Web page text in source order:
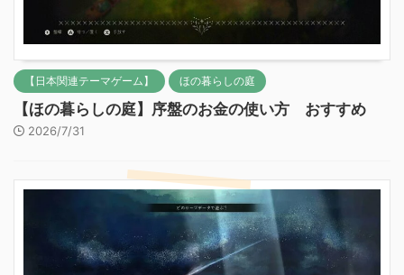
【日本関連テーマゲーム】 ほの暮らしの庭
【ほの暮らしの庭】序盤のお金の使い方 おすすめ
2026/7/31